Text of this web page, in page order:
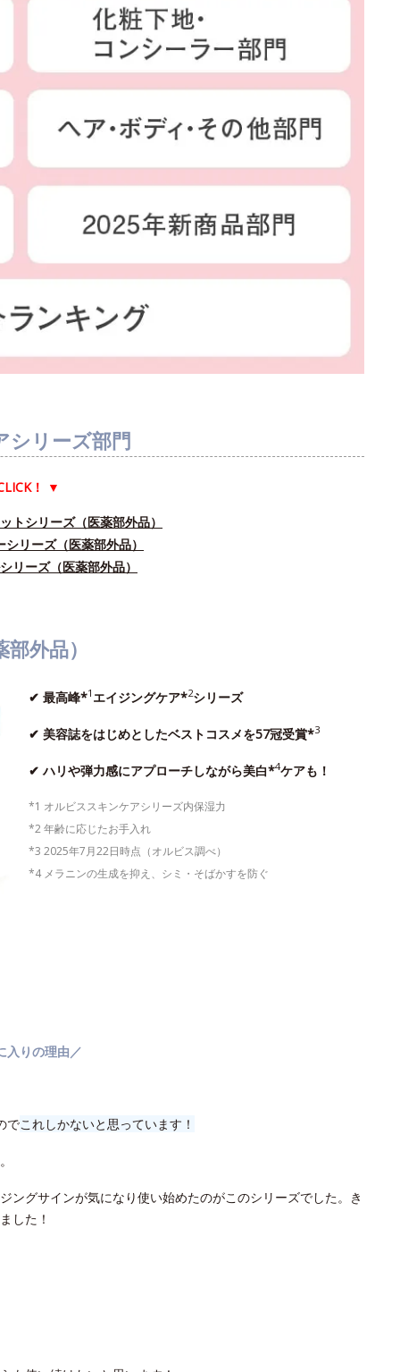
シリーズ部門
！ ▼
トシリーズ（医薬部外品）
リーズ（医薬部外品）
リーズ（医薬部外品）
外品）
✔ 最高峰*1 エイジングケア*2シリーズ
✔ 美容誌をはじめとしたベストコスメを57冠受賞*3
✔ ハリや弾力感にアプローチしながら美白*4ケアも！
*1 オルビススキンケアシリーズ内保湿力
*2 年齢に応じたお手入れ
*3 2025年7月22日時点（オルビス調べ）
*4 メラニンの生成を抑え、シミ・そばかすを防ぐ
入りの理由／
でこれしかないと思っています！
ングサインが気になり使い始めたのがこのシリーズでした。き
した！